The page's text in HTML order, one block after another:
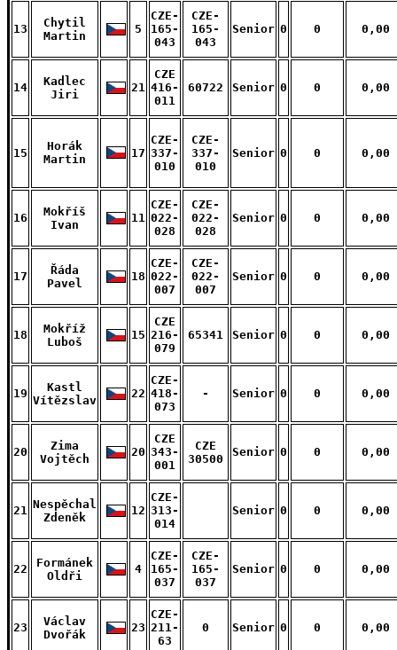
13
Chytil
Martin
5
CZE-
165-
043
CZE-
165-
043
Senior 0 0 0,00
14
Kadlec
Jiri
21
CZE
416-
011
60722 Senior 0 0 0,00
15
Horák
Martin
17
CZE-
337-
010
CZE-
337-
010
Senior 0 0 0,00
16
Mokříš
Ivan
11
CZE-
022-
028
CZE-
022-
028
Senior 0 0 0,00
17
Řáda
Pavel
18
CZE-
022-
007
CZE-
022-
007
Senior 0 0 0,00
18
Mokříž
Luboš
15
CZE
216-
079
65341 Senior 0 0 0,00
19
Kastl
Vítězslav
22
CZE-
418-
073
- Senior 0 0 0,00
20
Zima
Vojtěch
20
CZE
343-
001
CZE
30500
Senior 0 0 0,00
21 Nespěchal
Zdeněk
12
CZE-
313-
014
Senior 0 0 0,00
22
Formánek
Oldři
4
CZE-
165-
037
CZE-
165-
037
Senior 0 0 0,00
23
Václav
Dvořák
23
CZE-
211-
63
0 Senior 0 0 0,00